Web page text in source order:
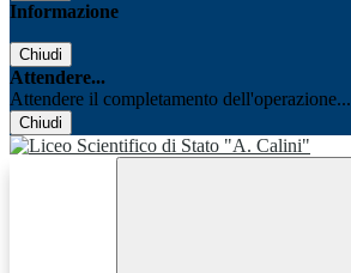
Informazione
Chiudi
Attendere...
Attendere il completamento dell'operazione...
Chiudi